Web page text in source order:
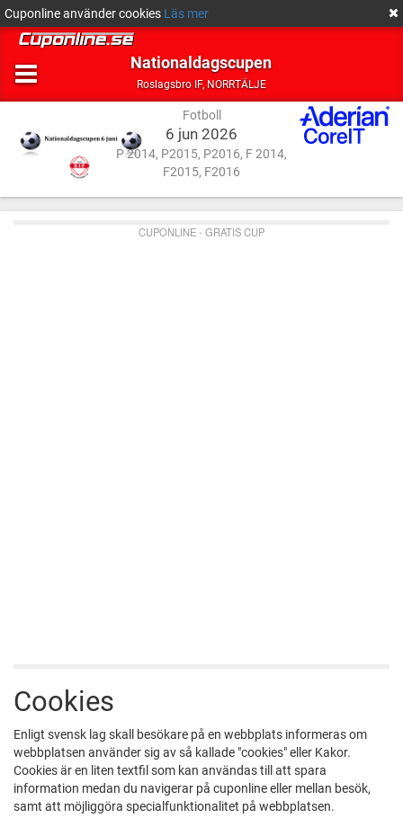
Cuponline använder cookies Läs mer
Nationaldagscupen
Roslagsbro IF, Fotboll
NORRTÄLJENORRTÄLJE
Fotboll
6 jun 2026
P 2014, P2015, P2016, F 2014,
F2015, F2016
CUPONLINE - GRATIS CUP
Cookies
Enligt svensk lag skall besökare på en webbplats informeras om
webbplatsen använder sig av så kallade "cookies" eller Kakor.
Cookies är en liten textfil som kan användas till att spara
information medan du navigerar på cuponline eller mellan besök,
samt att möjliggöra specialfunktionalitet på webbplatsen.